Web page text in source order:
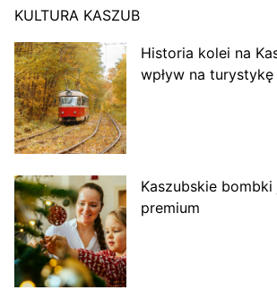
KULTURA KASZUB
Historia kolei na
wpływ na turystykę
Kaszubskie
premium